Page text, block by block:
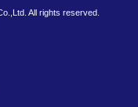
All rights reserved.